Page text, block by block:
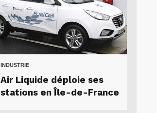
INDUSTRIE
Air Liquide déploie ses
stations en Île-de-France